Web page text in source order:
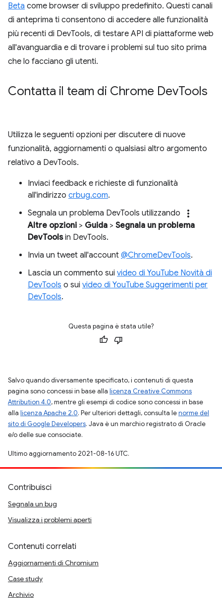
Beta come browser di sviluppo predefinito. Questi canali
di anteprima ti consentono di accedere alle funzionalità
più recenti di DevTools, di testare API di piattaforme web
all'avanguardia e di trovare i problemi sul tuo sito prima
che lo facciano gli utenti.
Contatta il team di Chrome DevTools
Utilizza le seguenti opzioni per discutere di nuove
funzionalità, aggiornamenti o qualsiasi altro argomento
relativo a DevTools.
Inviaci feedback e richieste di funzionalità
all'indirizzo crbug.com.
Segnala un problema DevTools utilizzando
more_vert
Altre opzioni > Guida > Segnala un problema
DevToolsin DevTools.
Invia un tweet all'account @ChromeDevTools.
Lascia un commento sui video di YouTube Novità di
DevTools o sui video di YouTube Suggerimenti per
DevTools.
Questa pagina è stata utile?
Salvo quando diversamente specificato, i contenuti di questa
pagina sono concessi in base alla licenza Creative Commons
Attribution 4.0, mentre gli esempi di codice sono concessi in base
alla licenza Apache 2.0. Per ulteriori dettagli, consulta lenorme del
sito di Google Developers. Java è un marchio registrato di Oracle
e/o delle sue consociate.
Ultimo aggiornamento 2021-08-16 UTC.
Contribuisci
Segnala un bug
Visualizza i problemi aperti
Contenuti correlati
Aggiornamenti di Chromium
Case study
Archivio